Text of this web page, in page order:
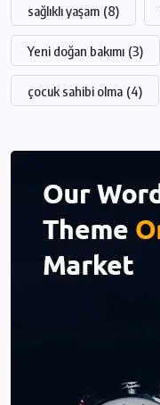
sağlıklı yaşam (8)
Yeni doğan bakımı (3)
çocuk sahibi olma (4)